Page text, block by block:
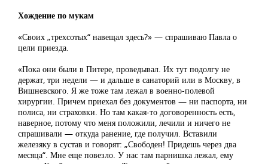
Хождение по мукам
«Своих „трехсотых“ навещал здесь?» — спрашиваю Павла о
цели приезда.
«Пока они были в Питере, проведывал. Их тут подолгу не
держат, три недели — и дальше в санаторий или в Москву, в
Вишневского. Я же тоже там лежал в военно-полевой
хирургии. Причем приехал без документов — ни паспорта, ни
полиса, ни страховки. Но там какая-то договоренность есть,
наверное, потому что меня положили, лечили и ничего не
спрашивали — откуда ранение, где получил. Вставили
железяку в сустав и говорят: „Свободен! Придешь через два
месяца“. Мне еще повезло. У нас там парнишка лежал, ему